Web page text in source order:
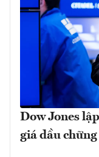
Dow Jones
giá dầu